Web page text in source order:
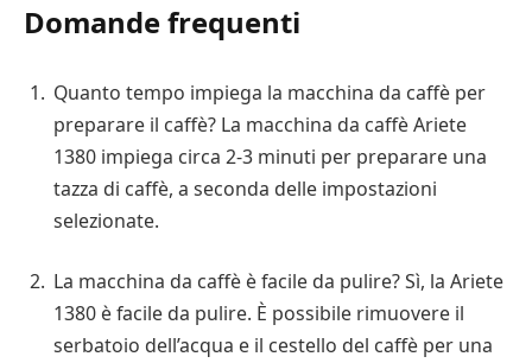
Domande frequenti
Quanto tempo impiega la macchina da caffè per
preparare il caffè? La macchina da caffè Ariete
1380 impiega circa 2-3 minuti per preparare una
tazza di caffè, a seconda delle impostazioni
selezionate.
La macchina da caffè è facile da pulire? Sì, la Ariete
1380 è facile da pulire. È possibile rimuovere il
serbatoio dell’acqua e il cestello del caffè per una